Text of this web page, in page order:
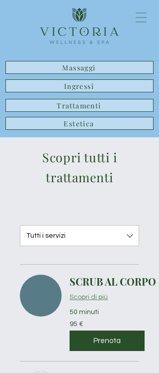
Massaggi
Ingressi
Trattamenti
Estetica
Scopri tutti i
trattamenti
Tutti i servizi
SCRUB AL CORPO
Scopri di più
50 minuti
95
euro
95 €
Prenota